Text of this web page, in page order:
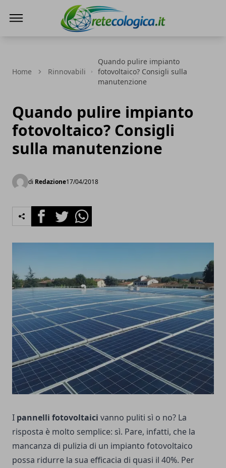
Home Rinnovabili
Quando pulire impianto
fotovoltaico? Consigli sulla
manutenzione
Quando pulire impianto
fotovoltaico? Consigli
sulla manutenzione
di Redazione17/04/2018
FacebookTwitterWhatsapp
I pannelli fotovoltaici vanno puliti sì o no? La
risposta è molto semplice: sì. Pare, infatti, che la
mancanza di pulizia di un impianto fotovoltaico
possa ridurre la sua efficacia di quasi il 40%. Per